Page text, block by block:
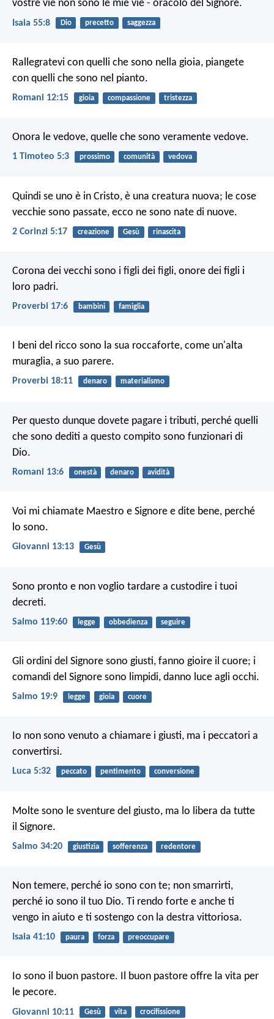
vostre vie non sono le mie vie - oracolo del Signore.
Isaia 55:8 Dio precetto saggezza
Rallegratevi con quelli che sono nella gioia, piangete
con quelli che sono nel pianto.
Romani 12:15 gioia compassione tristezza
Onora le vedove, quelle che sono veramente vedove.
1 Timoteo 5:3 prossimo comunità vedova
Quindi se uno è in Cristo, è una creatura nuova; le cose
vecchie sono passate, ecco ne sono nate di nuove.
2 Corinzi 5:17 creazione Gesù rinascita
Corona dei vecchi sono i figli dei figli, onore dei figli i
loro padri.
Proverbi 17:6 bambini famiglia
I beni del ricco sono la sua roccaforte, come un'alta
muraglia, a suo parere.
Proverbi 18:11 denaro materialismo
Per questo dunque dovete pagare i tributi, perché quelli
che sono dediti a questo compito sono funzionari di
Dio.
Romani 13:6 onestà denaro avidità
Voi mi chiamate Maestro e Signore e dite bene, perché
lo sono.
Giovanni 13:13 Gesù
Sono pronto e non voglio tardare a custodire i tuoi
decreti.
Salmo 119:60 legge obbedienza seguire
Gli ordini del Signore sono giusti, fanno gioire il cuore; i
comandi del Signore sono limpidi, danno luce agli occhi.
Salmo 19:9 legge gioia cuore
Io non sono venuto a chiamare i giusti, ma i peccatori a
convertirsi.
Luca 5:32 peccato pentimento conversione
Molte sono le sventure del giusto, ma lo libera da tutte
il Signore.
Salmo 34:20 giustizia sofferenza redentore
Non temere, perché io sono con te; non smarrirti,
perché io sono il tuo Dio. Ti rendo forte e anche ti
vengo in aiuto e ti sostengo con la destra vittoriosa.
Isaia 41:10 paura forza preoccupare
Io sono il buon pastore. Il buon pastore offre la vita per
le pecore.
Giovanni 10:11 Gesù vita crocifissione